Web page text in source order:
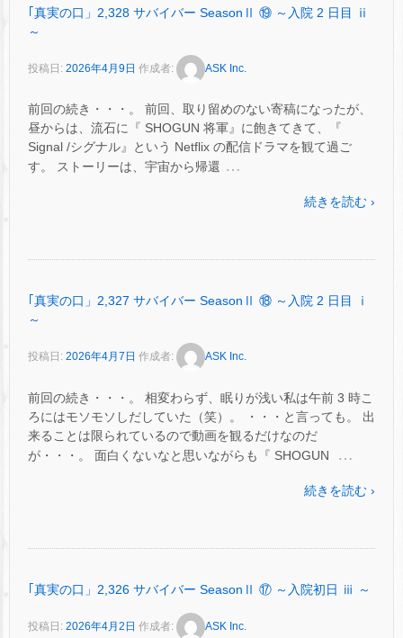
｢真実の口」2,328 サバイバー SeasonⅡ ⑲ ～入院 2 日目 ⅱ
～
投稿日: 2026年4月9日 作成者: ASK Inc.
前回の続き・・・。 前回、取り留めのない寄稿になったが、
昼からは、流石に『 SHOGUN 将軍』に飽きてきて、『
Signal /シグナル』という Netflix の配信ドラマを観て過ご
す。 ストーリーは、宇宙から帰還 …
続きを読む ›
｢真実の口」2,327 サバイバー SeasonⅡ ⑱ ～入院 2 日目 ⅰ
～
投稿日: 2026年4月7日 作成者: ASK Inc.
前回の続き・・・。 相変わらず、眠りが浅い私は午前 3 時こ
ろにはモソモソしだしていた（笑）。 ・・・と言っても。 出
来ることは限られているので動画を観るだけなのだ
が・・・。 面白くないなと思いながらも『 SHOGUN
…
続きを読む ›
｢真実の口」2,326 サバイバー SeasonⅡ ⑰ ～入院初日 ⅲ ～
投稿日: 2026年4月2日 作成者: ASK Inc.